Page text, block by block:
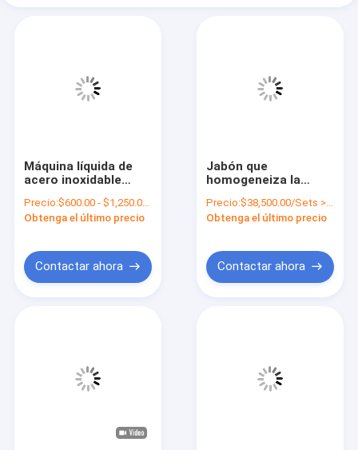
Máquina líquida de
acero inoxidable
mezclador 304 250L
Precio:$600.00 - $1,250.00/Sets
Obtenga el último precio
Contactar ahora
Jabón que
homogeneiza la
2000L del mezclador
SUS316
Precio:$38,500.00/Sets >=1 Sets
Obtenga el último precio
Contactar ahora